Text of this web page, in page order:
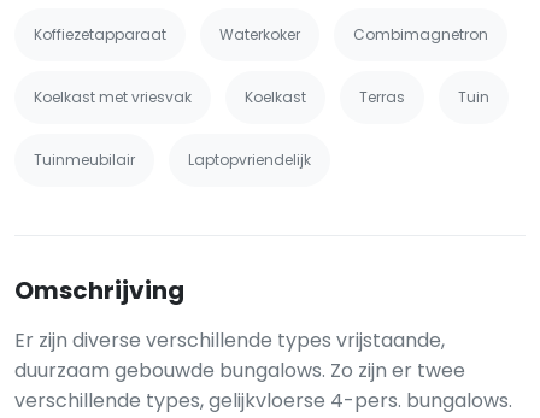
Koffiezetapparaat Waterkoker Combimagnetron
Koelkast met vriesvak Koelkast Terras Tuin
Tuinmeubilair Laptopvriendelijk
Omschrijving
Er zijn diverse verschillende types vrijstaande,
duurzaam gebouwde bungalows. Zo zijn er twee
verschillende types, gelijkvloerse 4-pers. bungalows.